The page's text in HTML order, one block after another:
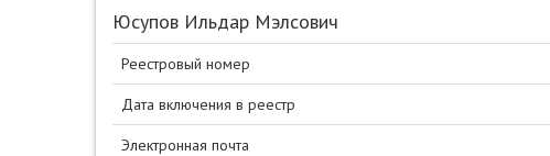
Юсупов Ильдар Мэлсович
Реестровый номер
Дата включения в реестр
Электронная почта